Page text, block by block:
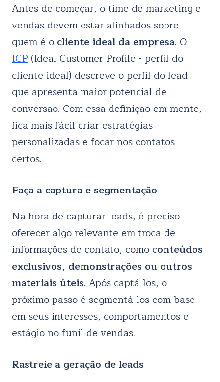
Antes de começar, o time de marketing e
vendas devem estar alinhados sobre
quem é o cliente ideal da empresa. O
ICP(Ideal Customer Profile - perfil do
cliente ideal) descreve o perfil do lead
que apresenta maior potencial de
conversão. Com essa definição em mente,
fica mais fácil criar estratégias
personalizadas e focar nos contatos
certos.
Faça a captura e segmentação
Na hora de capturar leads, é preciso
oferecer algo relevante em troca de
informações de contato, como conteúdos
exclusivos, demonstrações ou outros
materiais úteis. Após captá-los, o
próximo passo é segmentá-los com base
em seus interesses, comportamentos e
estágio no funil de vendas.
Rastreie a geração de leads